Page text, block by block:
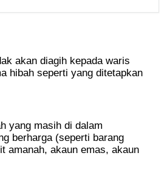
akan diagih kepada waris
hibah seperti yang ditetapkan
yang masih di dalam
berharga (seperti barang
amanah, akaun emas, akaun